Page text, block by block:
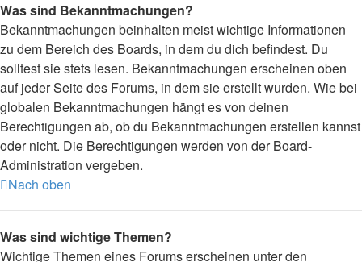
Was sind Bekanntmachungen?
Bekanntmachungen beinhalten meist wichtige Informationen
zu dem Bereich des Boards, in dem du dich befindest. Du
solltest sie stets lesen. Bekanntmachungen erscheinen oben
auf jeder Seite des Forums, in dem sie erstellt wurden. Wie bei
globalen Bekanntmachungen hängt es von deinen
Berechtigungen ab, ob du Bekanntmachungen erstellen kannst
oder nicht. Die Berechtigungen werden von der Board-
Administration vergeben.
Nach oben
Was sind wichtige Themen?
Wichtige Themen eines Forums erscheinen unter den